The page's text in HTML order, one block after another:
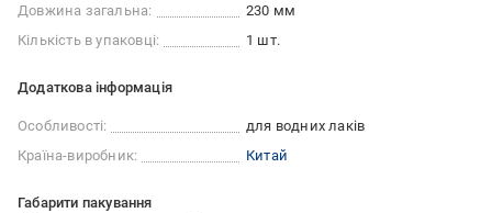
Довжина загальна:
230 мм
Кількість в упаковці:
1 шт.
Додаткова інформація
Особливості:
для водних лаків
Країна-виробник:
Китай
Габарити пакування